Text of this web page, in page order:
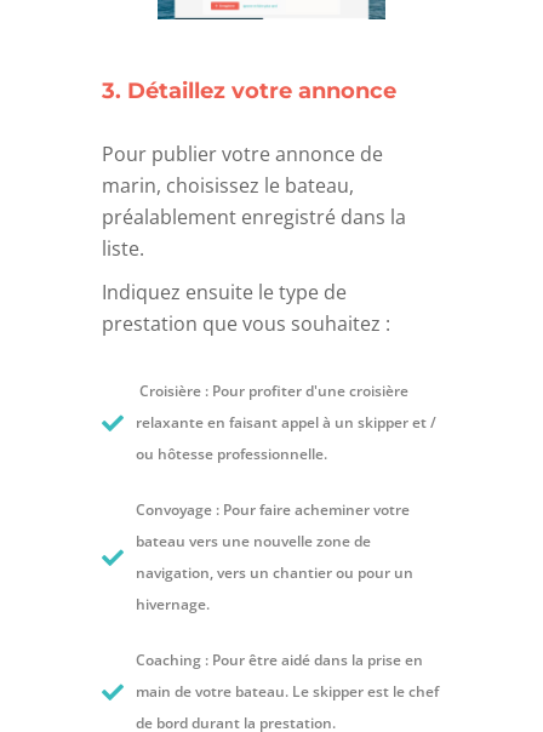
3. Détaillez votre annonce
Pour publier votre annonce de
marin, choisissez le bateau,
préalablement enregistré dans la
liste.
Indiquez ensuite le type de
prestation que vous souhaitez :
Croisière : Pour profiter d'une croisière
relaxante en faisant appel à un skipper et /
ou hôtesse professionnelle.
Convoyage : Pour faire acheminer votre
bateau vers une nouvelle zone de
navigation, vers un chantier ou pour un
hivernage.
Coaching : Pour être aidé dans la prise en
main de votre bateau. Le skipper est le chef
de bord durant la prestation.